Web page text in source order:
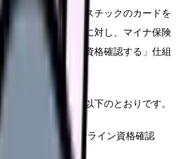
険証が「紙やプラスチックのカードを
」仕組みだったのに対し、マイナ保険
顔認証で電子的に資格確認する」仕組
する主な変更点は以下のとおりです。
の目視確認 → オンライン資格確認